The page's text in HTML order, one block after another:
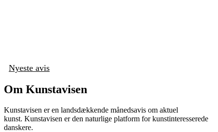
Nyeste avis
Om Kunstavisen
Kunstavisen er en landsdækkende månedsavis om aktuel
kunst. Kunstavisen er den naturlige platform for kunstinteresserede
danskere.